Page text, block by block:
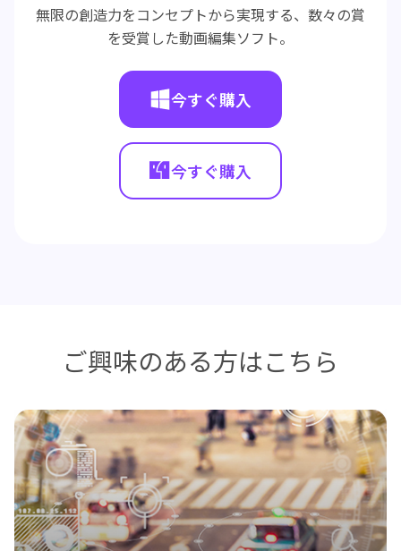
無限の創造力をコンセプトから実現する、数々の賞
を受賞した動画編集ソフト。
今すぐ購入
今すぐ購入
ご興味のある方はこちら